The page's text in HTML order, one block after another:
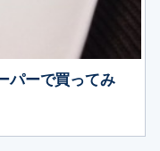
パーで買ってみ